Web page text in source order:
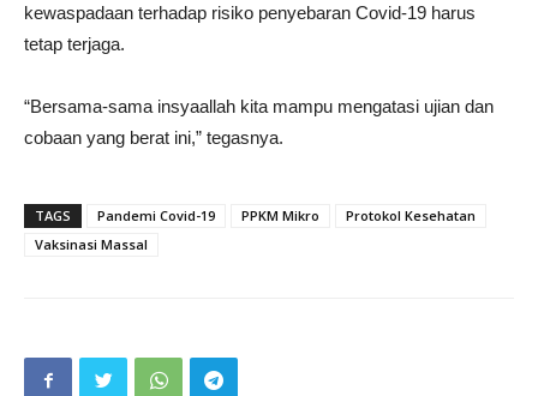
kewaspadaan terhadap risiko penyebaran Covid-19 harus
tetap terjaga.
“Bersama-sama insyaallah kita mampu mengatasi ujian dan
cobaan yang berat ini,” tegasnya.
TAGS Pandemi Covid-19 PPKM Mikro
Protokol Kesehatan
Vaksinasi Massal